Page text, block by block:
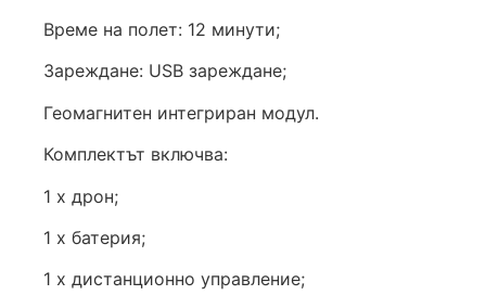
Време на полет: 12 минути;
Зареждане: USB зареждане;
Геомагнитен интегриран модул.
Комплектът включва:
1 х дрон;
1 х батерия;
1 х дистанционно управление;